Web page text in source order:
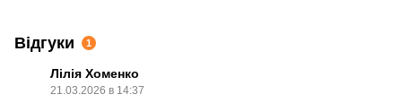
Відгуки 1
Лілія Хоменко
21.03.2026 в 14:37